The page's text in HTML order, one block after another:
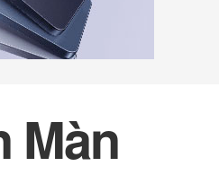
Màn